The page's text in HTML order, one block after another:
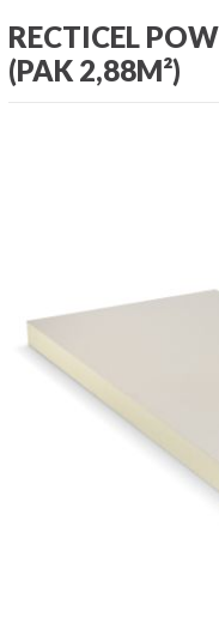
RECTICEL
(PAK 2,88M²)